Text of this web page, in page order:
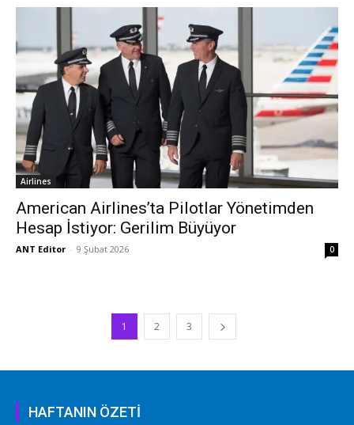
Airlines
American Airlines’ta Pilotlar Yönetimden
Hesap İstiyor: Gerilim Büyüyor
ANT Editor - 9 Şubat 2026 0
1 2 3
HAFTANIN ÖZETİ